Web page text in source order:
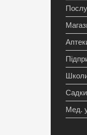
Садки
Мед.